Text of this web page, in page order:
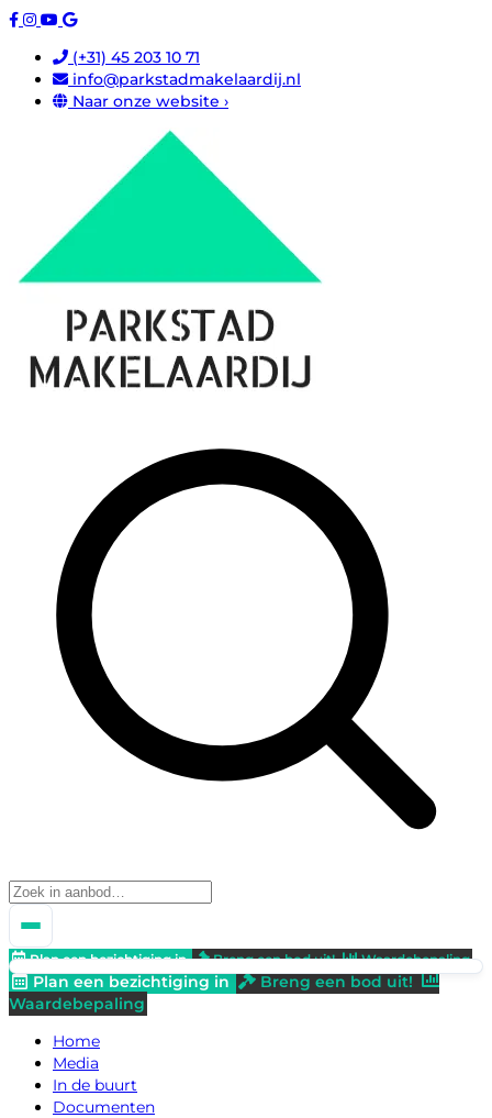
(+31) 45 203 10 71
info@parkstadmakelaardij.nl
Naar onze website ›
Plan een bezichtiging in Breng een bod uit! Waardebepaling
Plan een bezichtiging in
Breng een bod uit!
Waardebepaling
Home
Media
In de buurt
Documenten